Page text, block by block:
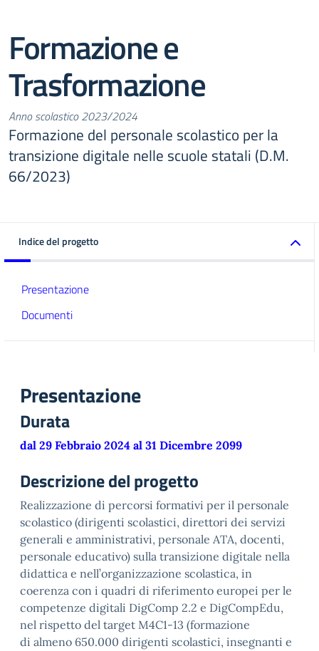
Formazione e
Trasformazione
Anno scolastico 2023/2024
Formazione del personale scolastico per la
transizione digitale nelle scuole statali (D.M.
66/2023)
Indice del progetto
Presentazione
Documenti
Presentazione
Durata
dal 29 Febbraio 2024 al 31 Dicembre 2099
Descrizione del progetto
Realizzazione di percorsi formativi per il personale
scolastico (dirigenti scolastici, direttori dei servizi
generali e amministrativi, personale ATA, docenti,
personale educativo) sulla transizione digitale nella
didattica e nell’organizzazione scolastica, in
coerenza con i quadri di riferimento europei per le
competenze digitali DigComp 2.2 e DigCompEdu,
nel rispetto del target M4C1-13 (formazione
di almeno 650.000 dirigenti scolastici, insegnanti e